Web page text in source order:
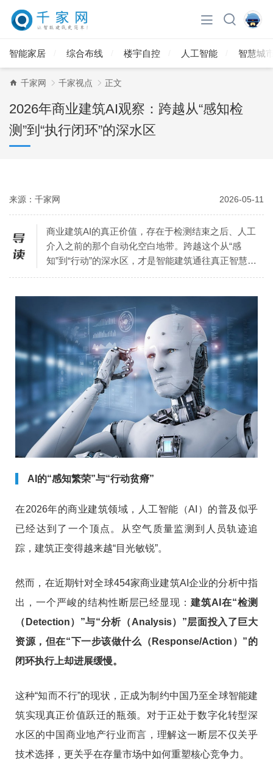
智能家居 综合布线 楼宇自控 人工智能 智慧城
千家网 千家视点 正文
2026年商业建筑AI观察：跨越从“感知检
测”到“执行闭环”的深水区
来源：千家网 2026-05-11
商业建筑AI的真正价值，存在于检测结束之后、人工
介入之前的那个自动化空白地带。跨越这个从“感
知”到“行动”的深水区，才是智能建筑通往真正智慧的
必经之路。
AI的“感知繁荣”与“行动贫瘠”
在2026年的商业建筑领域，人工智能（AI）的普及似乎
已经达到了一个顶点。从空气质量监测到人员轨迹追
踪，建筑正变得越来越“目光敏锐”。
然而，在近期针对全球454家商业建筑AI企业的分析中指
出，一个严峻的结构性断层已经显现：建筑AI在“检测
（Detection）”与“分析（Analysis）”层面投入了巨大
资源，但在“下一步该做什么（Response/Action）”的
闭环执行上却进展缓慢。
这种“知而不行”的现状，正成为制约中国乃至全球智能建
筑实现真正价值跃迁的瓶颈。对于正处于数字化转型深
水区的中国商业地产行业而言，理解这一断层不仅关乎
技术选择，更关乎在存量市场中如何重塑核心竞争力。